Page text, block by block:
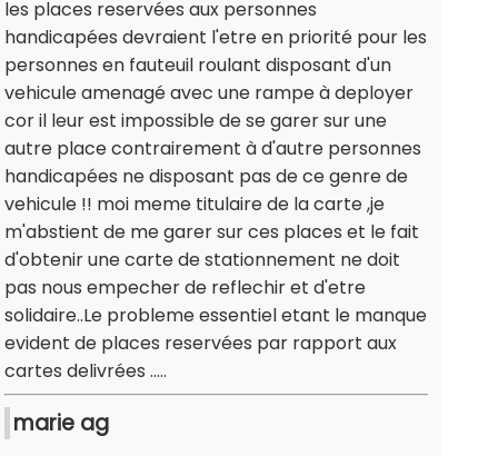
les places reservées aux personnes
handicapées devraient l'etre en priorité pour les
personnes en fauteuil roulant disposant d'un
vehicule amenagé avec une rampe à deployer
cor il leur est impossible de se garer sur une
autre place contrairement à d'autre personnes
handicapées ne disposant pas de ce genre de
vehicule !! moi meme titulaire de la carte ,je
m'abstient de me garer sur ces places et le fait
d'obtenir une carte de stationnement ne doit
pas nous empecher de reflechir et d'etre
solidaire..Le probleme essentiel etant le manque
evident de places reservées par rapport aux
cartes delivrées .....
marie ag